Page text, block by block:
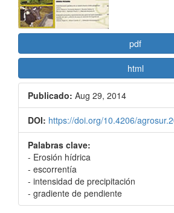
pdf
html
Publicado: Aug 29, 2014
DOI: https://doi.org/10.4206/
Palabras clave:
- Erosión hídrica
- escorrentía
- intensidad de precipitación
- gradiente de pendiente